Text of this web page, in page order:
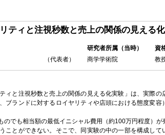
ティと注視秒数と売上の関係の見える
研究者所属（当時） 資
（代表者）
商学学術院 教
ィと注視秒数と売上の関係の見える化実験」は、実際の
ブランドに対するロイヤリティや店頭における態度変容
のでも相当額の最低イニシャル費用（約100万円程度）が
ことができない。そこで、同実験の中の一部を構成して